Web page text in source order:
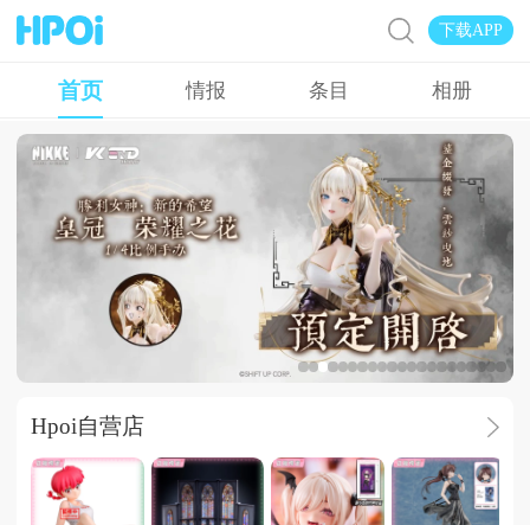
下载APP
首页 情报 条目 相册
广告
Hpoi自营店